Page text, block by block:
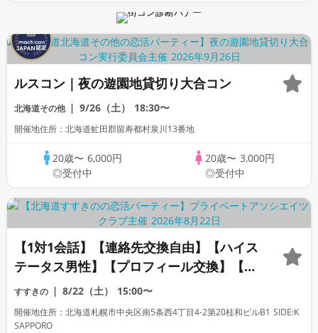
ルスコン｜夜の遊園地貸切り大合コン
北海道その他 9/26（土） 18:30〜
開催地住所：北海道虻田郡留寿都村泉川13番地
20歳〜 6,000円
◎受付中
20歳〜 3,000円
◎受付中
【1対1会話】【連絡先交換自由】【ハイス
テータス男性】【プロフィール交換】【カ
ップリングなし】【アラフォー世代】初め
ての方も人見知りの方も安心です◇プライ
ベートアソシエイツクラブ
すすきの 8/22（土） 15:00〜
開催地住所：北海道札幌市中央区南5条西4丁目4-2第20桂和ビルB1 SIDE:K
SAPPORO